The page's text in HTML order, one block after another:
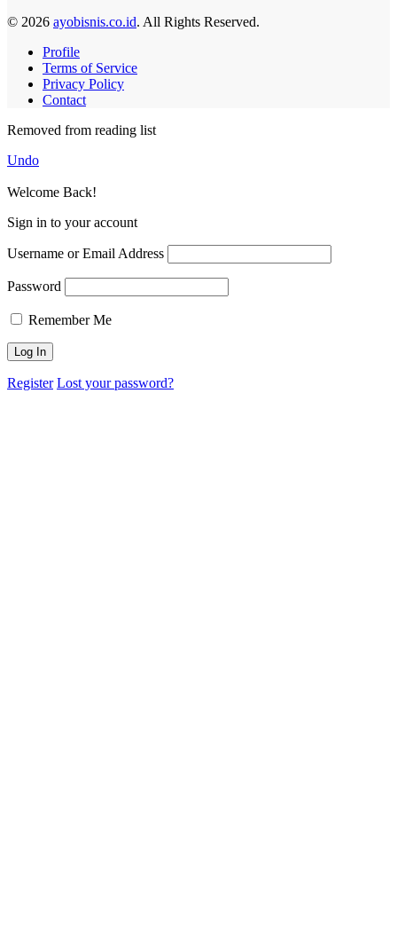
© 2026 ayobisnis.co.id. All Rights Reserved.
Profile
Terms of Service
Privacy Policy
Contact
Removed from reading list
Undo
Welcome Back!
Sign in to your account
Username or Email Address
Password
Remember Me
Register Lost your password?